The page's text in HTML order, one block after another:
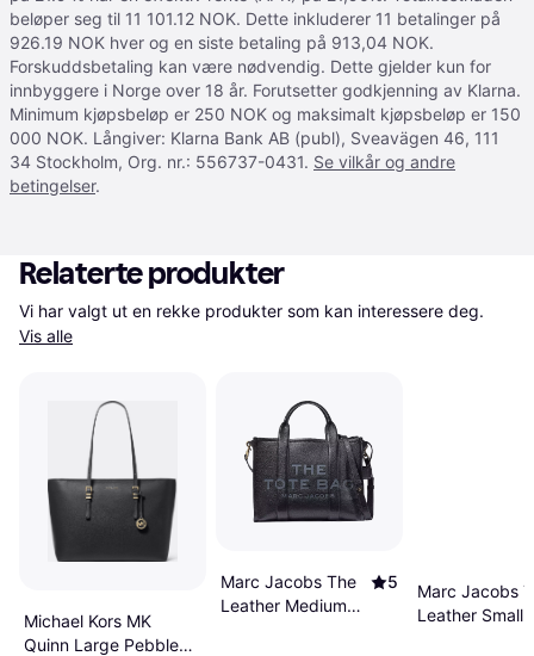
beløper seg til 11 101.12 NOK. Dette inkluderer 11 betalinger på
926.19 NOK hver og en siste betaling på 913,04 NOK.
Forskuddsbetaling kan være nødvendig. Dette gjelder kun for
innbyggere i Norge over 18 år. Forutsetter godkjenning av Klarna.
Minimum kjøpsbeløp er 250 NOK og maksimalt kjøpsbeløp er 150
000 NOK. Långiver: Klarna Bank AB (publ), Sveavägen 46, 111
34 Stockholm, Org. nr.: 556737-0431. Se vilkår og andre
betingelser.
Relaterte produkter
Vis alle
Michael Kors MK
Quinn Large Pebbled
Marc Jacobs The
Leather Medium
5
Marc Jacobs
Leather Small